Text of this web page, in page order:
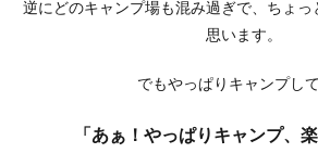
逆にどのキャンプ場も混み過ぎで、ちょ
思います。
でもやっぱりキャンプし
「あぁ！やっぱりキャンプ、